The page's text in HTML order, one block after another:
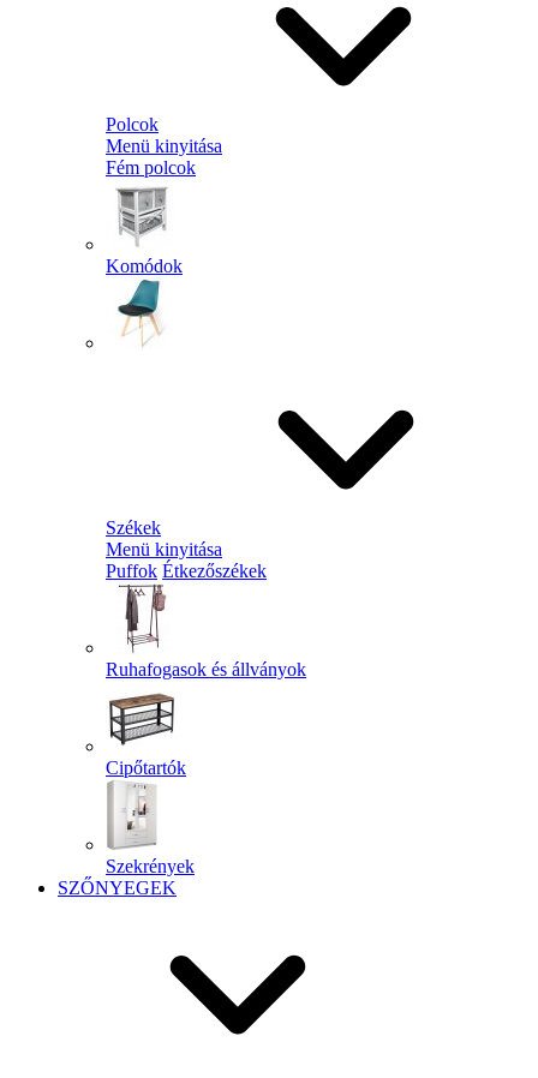
Polcok
Menü kinyitása
Fém polcok
Komódok
Székek
Menü kinyitása
Puffok Étkezőszékek
Ruhafogasok és állványok
Cipőtartók
Szekrények
SZŐNYEGEK